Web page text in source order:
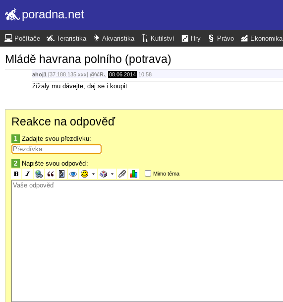
poradna.net
Počítače Teraristika Akvaristika Kutilství Hry Právo Ekonomika
Mládě havrana polního (potrava)
ahoj1 [37.188.135.xxx] @V.R. 08.06.2014 10:58
žížaly mu dávejte, daj se i koupit
Reakce na odpověď
1 Zadajte svou přezdívku:
2 Napište svou odpověď:
Mimo téma